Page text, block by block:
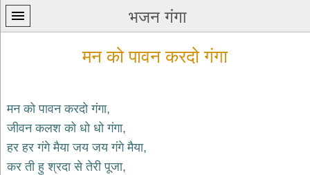
भजन गंगा
प्रथम
पन्ना
home
मन को पावन करदो गंगा
मन को पावन करदो गंगा,
जीवन कलश को धो धो गंगा,
हर हर गंगे मैया जय जय गंगे मैया,
कर ती हु श्रदा से तेरी पूजा,